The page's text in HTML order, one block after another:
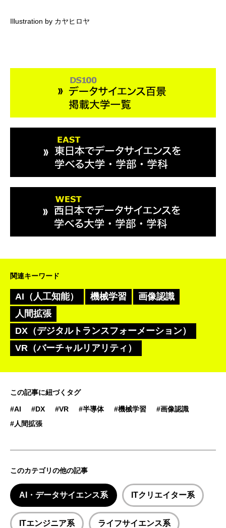
Illustration by カヤヒロヤ
関連キーワード
AI（人工知能） 機械学習
画像認識
人間拡張
DX（デジタルトランスフォーメーション）
VR（バーチャルリアリティ）
この記事に紐づくタグ
#AI #DX #VR #半導体 #機械学習
#画像認識
#人間拡張
このカテゴリの他の記事
AI・データサイエンス系 ITクリエイター系
ITエンジニア系 ライフサイエンス系